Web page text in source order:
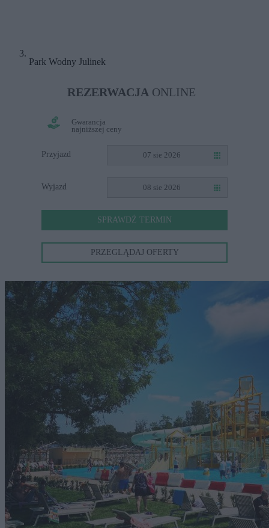
Park Wodny Julinek
REZERWACJA ONLINE
Gwarancja
najniższej ceny
Przyjazd 07 sie 2026
Wyjazd 08 sie 2026
SPRAWDŹ TERMIN
PRZEGLĄDAJ OFERTY